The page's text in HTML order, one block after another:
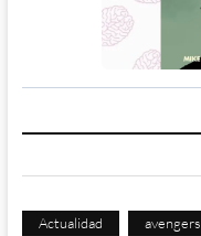
Actualidad avengers